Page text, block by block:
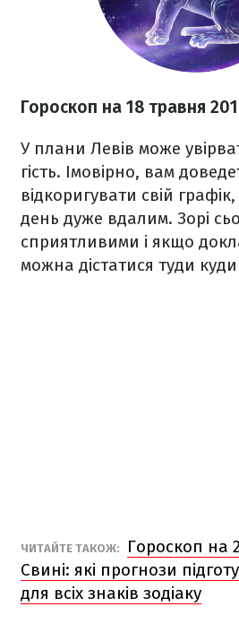
Гороскоп на 18 травня
У плани Левів може
гість. Імовірно, вам
відкоригувати свій
день дуже вдалим. Зорі
сприятливими і якщо
можна дістатися туди
ЧИТАЙТЕ ТАКОЖ:
Гороскоп на
Свині: які прогнози
для всіх знаків зодіаку